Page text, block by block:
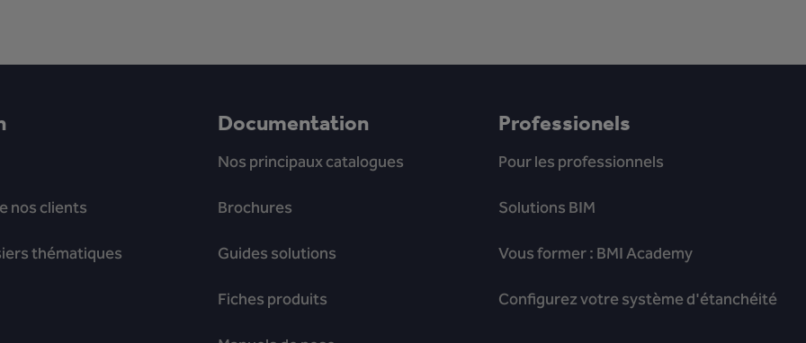
nos clients
thématiques
Documentation
Nos principaux catalogues
Brochures
Guides solutions
Fiches produits
Professionels
Pour les professionnels
Solutions BIM
Vous former : BMI Academy
Configurez votre système d'étanchéité